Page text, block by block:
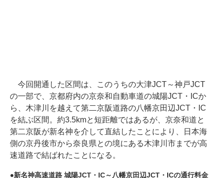
今回開通した区間は、このうちの大津JCT～神戸JCT
の一部で、京都府内の京奈和自動車道の城陽JCT・ICか
ら、木津川を越えて第二京阪道路の八幡京田辺JCT・IC
を結ぶ区間。約3.5kmと短距離ではあるが、京奈和道と
第二京阪が新名神を介して直結したことにより、日本海
側の京丹後市から奈良県との境にある木津川市までが高
速道路で結ばれたことになる。
新名神高速道路 城陽JCT・IC～八幡京田辺JCT・ICの通行料金